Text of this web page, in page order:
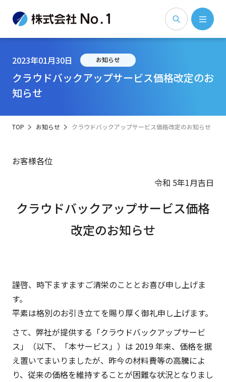
2023年01月30日 お知らせ
クラウドバックアップサービス価格改定のお
知らせ
TOP お知らせ クラウドバックアップサービス価格改定のお知らせ
お客様各位
令和 5年1月吉日
クラウドバックアップサービス価格
改定のお知らせ
謹啓、時下ますますご清栄のこととお喜び申し上げま
す。
平素は格別のお引き立てを賜り厚く御礼申し上げます。
さて、弊社が提供する「クラウドバックアップサービ
ス」（以下、「本サービス」）は 2019 年来、価格を据
え置いてまいりましたが、昨今の材料費等の高騰によ
り、従来の価格を維持することが困難な状況となりまし